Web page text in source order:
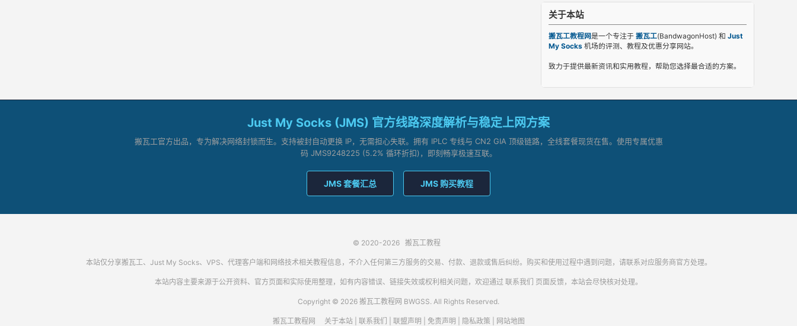
关于本站
搬瓦工教程网是一个专注于 搬瓦工(BandwagonHost) 和 Just
My Socks 机场的评测、教程及优惠分享网站。
致力于提供最新资讯和实用教程，帮助您选择最合适的方案。
Just My Socks (JMS) 官方线路深度解析与稳定上网方案
搬瓦工官方出品，专为解决网络封锁而生。支持被封自动更换 IP，无需担心失联。拥有 IPLC 专线与 CN2 GIA 顶级链路，全线套餐现货在售。使用专属优惠
码 JMS9248225 (5.2% 循环折扣)，即刻畅享极速互联。
JMS 套餐汇总 JMS 购买教程
© 2020-2026 搬瓦工教程
本站仅分享搬瓦工、Just My Socks、VPS、代理客户端和网络技术相关教程信息，不介入任何第三方服务的交易、付款、退款或售后纠纷。购买和使用过程中遇到问题，请联系对应服务商官方处理。
本站内容主要来源于公开资料、官方页面和实际使用整理，如有内容错误、链接失效或权利相关问题，欢迎通过 联系我们 页面反馈，本站会尽快核对处理。
Copyright © 2026 搬瓦工教程网 BWGSS. All Rights Reserved.
搬瓦工教程网 关于本站| 联系我们 联盟声明 免责声明 隐私政策 网站地图